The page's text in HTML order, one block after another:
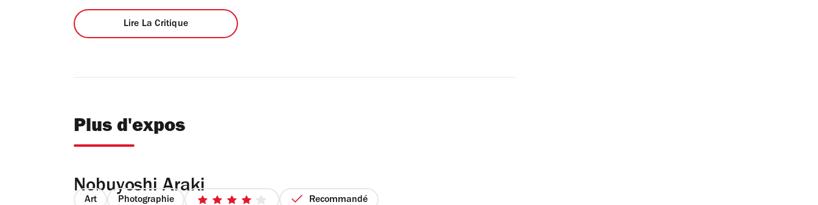
Lire La Critique
Plus d'expos
Nobuyoshi Araki
Art Photographie Recommandé